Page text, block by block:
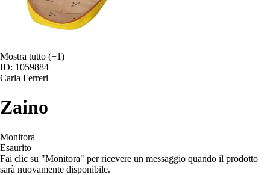
Mostra tutto (+1)
ID: 1059884
Carla Ferreri
Zaino
Monitora
Esaurito
Fai clic su "Monitora" per ricevere un messaggio quando il prodotto
sarà nuovamente disponibile.